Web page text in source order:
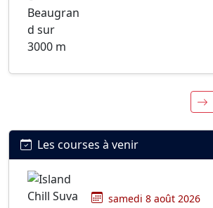
Les courses à venir
samedi 8 août 2026